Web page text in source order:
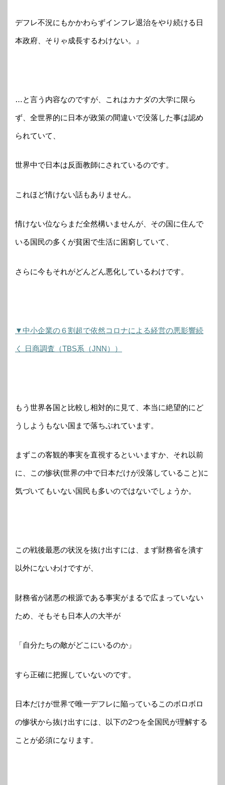
デフレ不況にもかかわらずインフレ退治をやり続ける日
本政府、そりゃ成長するわけない。』
…と言う内容なのですが、これはカナダの大学に限ら
ず、全世界的に日本が政策の間違いで没落した事は認め
られていて、
世界中で日本は反面教師にされているのです。
これほど情けない話もありません。
情けない位ならまだ全然構いませんが、その国に住んで
いる国民の多くが貧困で生活に困窮していて、
さらに今もそれがどんどん悪化しているわけです。
▼中小企業の６割超で依然コロナによる経営の悪影響続
く 日商調査（TBS系（JNN））
もう世界各国と比較し相対的に見て、本当に絶望的にど
うしようもない国まで落ちぶれています。
まずこの客観的事実を直視するといいますか、それ以前
に、この惨状(世界の中で日本だけが没落していること)に
気づいてもいない国民も多いのではないでしょうか。
この戦後最悪の状況を抜け出すには、まず財務省を潰す
以外にないわけですが、
財務省が諸悪の根源である事実がまるで広まっていない
ため、そもそも日本人の大半が
「自分たちの敵がどこにいるのか」
すら正確に把握していないのです。
日本だけが世界で唯一デフレに陥っているこのボロボロ
の惨状から抜け出すには、以下の2つを全国民が理解する
ことが必須になります。